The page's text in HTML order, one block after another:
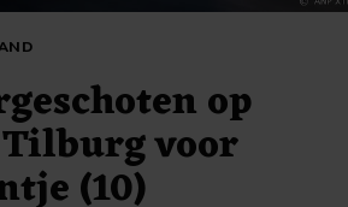
op
voor
(10)